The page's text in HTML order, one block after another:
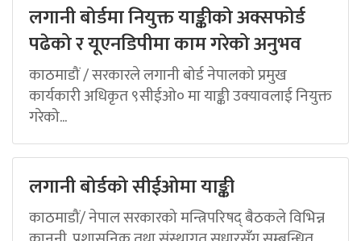
लगानी बोर्डमा नियुक्त याङ्कीको अक्सफोर्ड
पढेको र यूएनडिपीमा काम गरेको अनुभव
काठमाडौं / सरकारले लगानी बोर्ड नेपालको प्रमुख
कार्यकारी अधिकृत ९सीईओ० मा याङ्की उक्यावलाई नियुक्त
गरेको...
लगानी बोर्डको सीईओमा याङ्की
काठमाडौं/ नेपाल सरकारको मन्त्रिपरिषद् बैठकले विभिन्न